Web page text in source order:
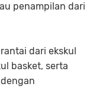
penampilan dari
dari ekskul
basket, serta